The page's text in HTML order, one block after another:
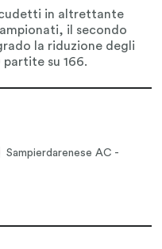
Sampierdarenese AC -